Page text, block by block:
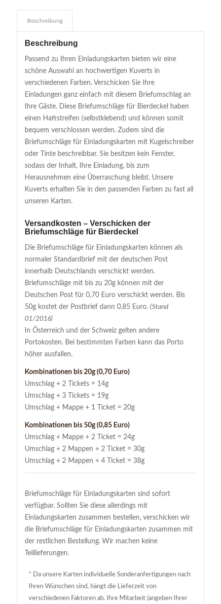
Beschreibung
Beschreibung
Passend zu Ihren Einladungskarten bieten wir eine
schöne Auswahl an hochwertigen Kuverts in
verschiedenen Farben. Verschicken Sie Ihre
Einladungen ganz einfach mit diesem Briefumschlag an
Ihre Gäste. Diese Briefumschläge für Bierdeckel haben
einen Haftstreifen (selbstklebend) und können somit
bequem verschlossen werden. Zudem sind die
Briefumschläge für Einladungskarten mit Kugelschreiber
oder Tinte beschreibbar. Sie besitzen kein Fenster,
sodass der Inhalt, Ihre Einladung, bis zum
Herausnehmen eine Überraschung bleibt. Unsere
Kuverts erhalten Sie in den passenden Farben zu fast all
unseren Karten.
Versandkosten – Verschicken der
Briefumschläge für Bierdeckel
Die Briefumschläge für Einladungskarten können als
normaler Standardbrief mit der deutschen Post
innerhalb Deutschlands verschickt werden.
Briefumschläge mit bis zu 20g können mit der
Deutschen Post für 0,70 Euro verschickt werden. Bis
50g kostet der Postbrief dann 0,85 Euro. (Stand
01/2016)
In Österreich und der Schweiz gelten andere
Portokosten. Bei bestimmten Farben kann das Porto
höher ausfallen.
Kombinationen bis 20g (0,70 Euro)
Umschlag + 2 Tickets = 14g
Umschlag + 3 Tickets = 19g
Umschlag + Mappe + 1 Ticket = 20g
Kombinationen bis 50g (0,85 Euro)
Umschlag + Mappe + 2 Ticket = 24g
Umschlag + 2 Mappen + 2 Ticket = 30g
Umschlag + 2 Mappen + 4 Ticket = 38g
Briefumschläge für Einladungskarten sind sofort
verfügbar. Sollten Sie diese allerdings mit
Einladungskarten zusammen bestellen, verschicken wir
die Briefumschläge für Einladungskarten zusammen mit
der restlichen Bestellung. Wir machen keine
Teillieferungen.
* Da unsere Karten individuelle Sonderanfertigungen nach
Ihren Wünschen sind, hängt die Lieferzeit von
verschiedenen Faktoren ab. Ihre Mitarbeit (angeben Ihrer